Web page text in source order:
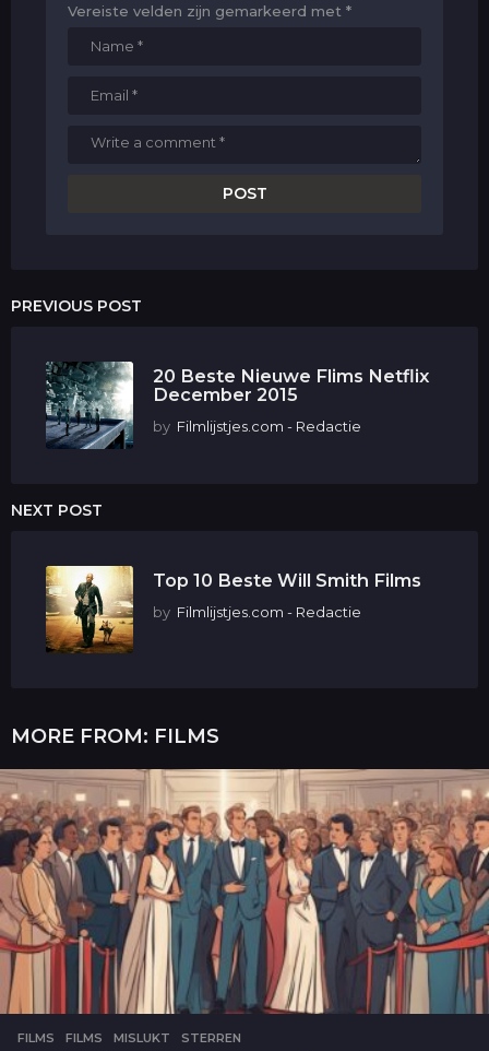
Vereiste velden zijn gemarkeerd met *
PREVIOUS POST
20 Beste Nieuwe Flims Netflix
December 2015
by Filmlijstjes.com - Redactie
NEXT POST
Top 10 Beste Will Smith Films
by Filmlijstjes.com - Redactie
MORE FROM: FILMS
FILMS FILMS ,MISLUKT ,STERREN